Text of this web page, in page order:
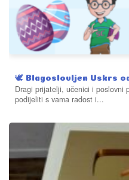
🕊️ Blagoslovljen Uskrs
Dragi prijatelji, učenici i poslovni
podijeliti s vama radost i...